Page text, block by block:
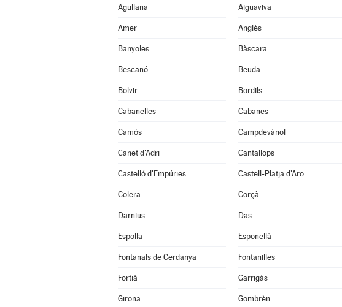
Agullana Aiguaviva
Amer Anglès
Banyoles Bàscara
Bescanó Beuda
Bolvir Bordils
Cabanelles Cabanes
Camós Campdevànol
Canet d'Adri Cantallops
Castelló d'Empúries Castell-Platja d'Aro
Colera Corçà
Darnius Das
Espolla Esponellà
Fontanals de Cerdanya Fontanilles
Fortià Garrigàs
Girona Gombrèn